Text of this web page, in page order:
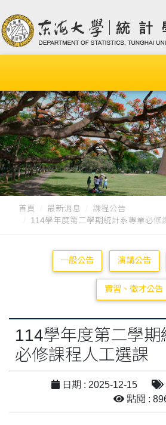
首頁 最新消息
課程公告
114學年度第二學期統計系專業必修
一般公告 演講公告
實習、徵才公告
114學年度第二學期
必修課程人工選課
日期 : 2025-12-15
點閱 :